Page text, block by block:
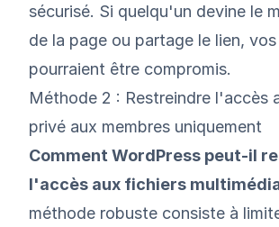
sécurisé. Si quelqu'un devine le
de la page ou partage le lien,
pourraient être compromis.
Méthode 2 : Restreindre l'accès
privé aux membres uniquement
Comment WordPress peut-il
l'accès aux fichiers
méthode robuste consiste à